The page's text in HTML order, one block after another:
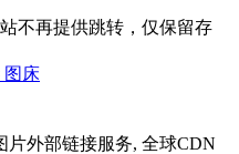
不再提供跳转，仅保留存
图床
片外部链接服务, 全球CDN